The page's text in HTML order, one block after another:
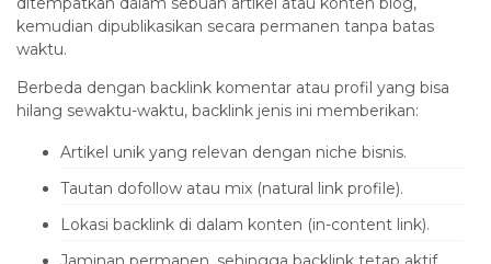
kemudian dipublikasikan secara permanen tanpa batas
waktu.
Berbeda dengan backlink komentar atau profil yang bisa
hilang sewaktu-waktu, backlink jenis ini memberikan:
Artikel unik yang relevan dengan niche bisnis.
Tautan dofollow atau mix (natural link profile).
Lokasi backlink di dalam konten (in-content link).